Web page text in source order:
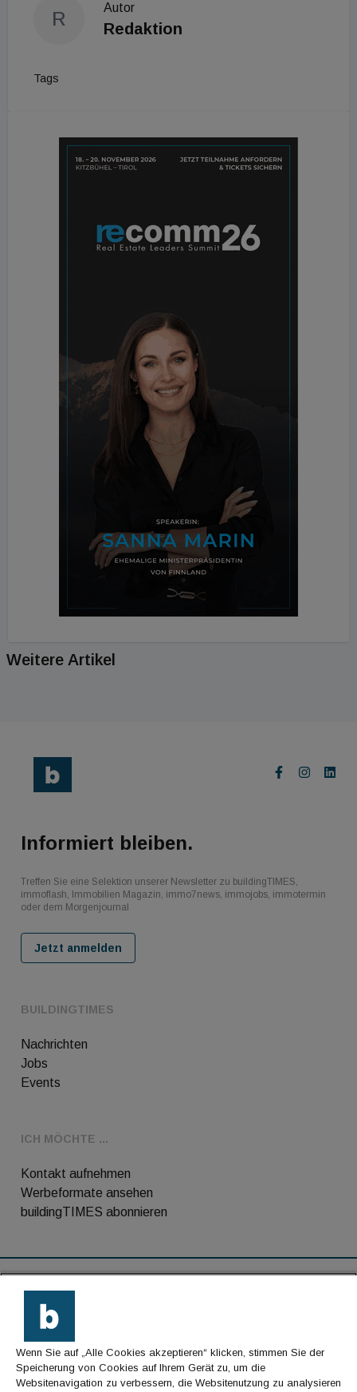
R
Autor
Redaktion
Tags
Weitere Artikel
BUILDINGTIMES
Nachrichten
Jobs
Events
ICH MÖCHTE ...
Kontakt aufnehmen
Werbeformate ansehen
buildingTIMES abonnieren
Informiert bleiben.
Treffen Sie eine Selektion unserer Newsletter zu buildingTIMES,
immoflash, Immobilien Magazin, immo7news, immojobs, immotermin
oder dem Morgenjournal
Jetzt anmelden
Kontakt
Impressum
Datenschutz
Wenn Sie auf „Alle Cookies akzeptieren“ klicken, stimmen Sie der
Speicherung von Cookies auf Ihrem Gerät zu, um die
Websitenavigation zu verbessern, die Websitenutzung zu analysieren